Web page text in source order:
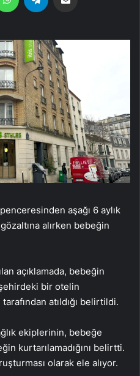
aşağı 6 aylık
alırken bebeğin
açıklamada, bebeğin
bir otelin
atıldığı belirtildi.
ekiplerinin, bebeğe
kurtarılamadığını belirtti.
olarak ele alıyor.